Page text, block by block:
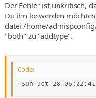
Der Fehler ist unkritisch,
Du ihn loswerden
datei /home/
"both" zu "addtype".
Code:
[Sun Oct 28